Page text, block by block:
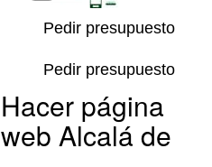
Pedir presupuesto
Pedir presupuesto
Hacer página
web Alcalá de